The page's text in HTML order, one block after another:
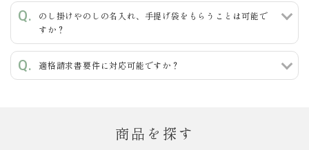
のし掛けやのしの名入れ、手提げ袋をもらうことは可能で
すか？
適格請求書要件に対応可能ですか？
商品を探す